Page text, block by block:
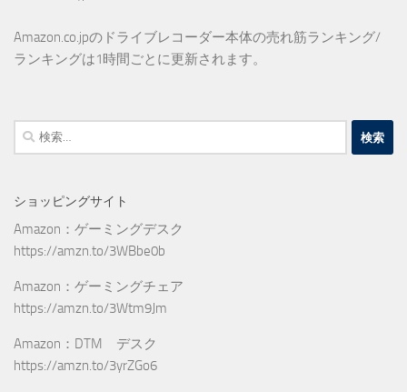
Amazon.co.jpのドライブレコーダー本体の売れ筋ランキング/
ランキングは1時間ごとに更新されます。
検
索:
ショッピングサイト
Amazon：ゲーミングデスク
https://amzn.to/3WBbe0b
Amazon：ゲーミングチェア
https://amzn.to/3Wtm9Jm
Amazon：DTM デスク
https://amzn.to/3yrZGo6